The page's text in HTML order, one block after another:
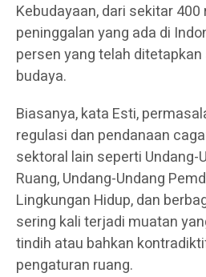
Kebudayaan, dari sekitar
peninggalan yang ada di
persen yang telah
budaya.
Biasanya, kata Esti,
regulasi dan pendanaan
sektoral lain seperti Undang-
Ruang, Undang-Undang
Lingkungan Hidup, dan
sering kali terjadi muatan
tindih atau bahkan
pengaturan ruang.